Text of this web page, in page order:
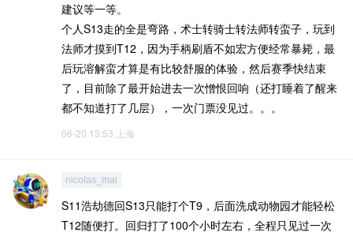
建议等一等。
个人S13走的全是弯路，术士转骑士转法师转蛮子，玩到
法师才摸到T12，因为手柄刷盾不如宏方便经常暴毙，最
后玩溶解蛮才算是有比较舒服的体验，然后赛季快结束
了，目前除了最开始进去一次憎恨回响（还打睡着了醒来
都不知道打了几层），一次门票没见过。。。
06-20 13:53 上海
nicolas_mai
S11浩劫德回S13只能打个T9，后面洗成动物园才能轻松
T12随便打。回归打了100个小时左右，全程只见过一次